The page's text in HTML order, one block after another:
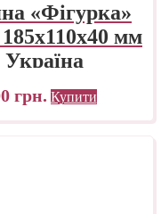
«Фігурка»
мм
грн. Купити